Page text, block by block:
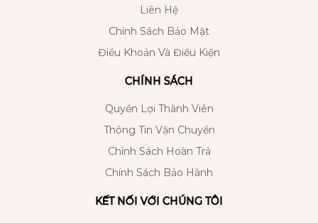
Liên Hệ
Chính Sách Bảo Mật
Điều Khoản Và Điều Kiện
CHÍNH SÁCH
Quyền Lợi Thành Viên
Thông Tin Vận Chuyển
Chính Sách Hoàn Trả
Chính Sách Bảo Hành
KẾT NỐI VỚI CHÚNG TÔI